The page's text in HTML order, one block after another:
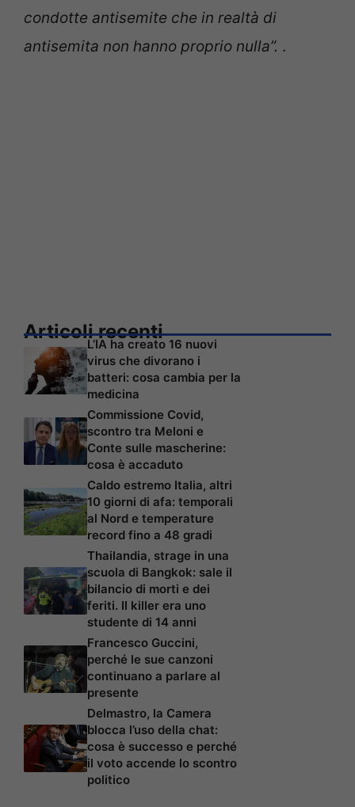
condotte antisemite che in realtà di
antisemita non hanno proprio nulla”. .
Articoli recenti
L’IA ha creato 16 nuovi
virus che divorano i
batteri: cosa cambia per la
medicina
Commissione Covid,
scontro tra Meloni e
Conte sulle mascherine:
cosa è accaduto
Caldo estremo Italia, altri
10 giorni di afa: temporali
al Nord e temperature
record fino a 48 gradi
Thailandia, strage in una
scuola di Bangkok: sale il
bilancio di morti e dei
feriti. Il killer era uno
studente di 14 anni
Francesco Guccini,
perché le sue canzoni
continuano a parlare al
presente
Delmastro, la Camera
blocca l’uso della chat:
cosa è successo e perché
il voto accende lo scontro
politico